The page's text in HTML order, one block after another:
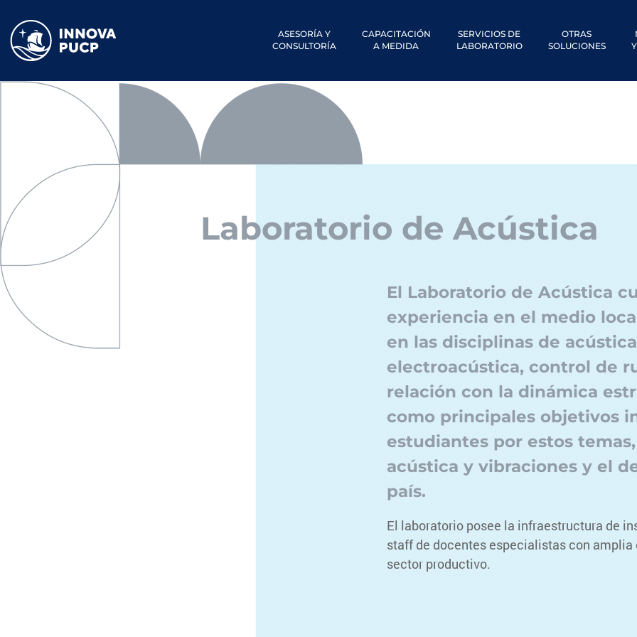
ASESORÍA Y
CONSULTORÍA
CAPACITACIÓN
A MEDIDA
SERVICIOS DE
LABORATORIO
OTRAS
SOLUCIONES
Laboratorio de Acústica
El Laboratorio de Acústica
experiencia en el medio
en las disciplinas de
electroacústica, control de
relación con la dinámica
como principales objetivos
estudiantes por estos
acústica y vibraciones y el
país.
El laboratorio posee la infraestructura de
staff de docentes especialistas con
sector productivo.